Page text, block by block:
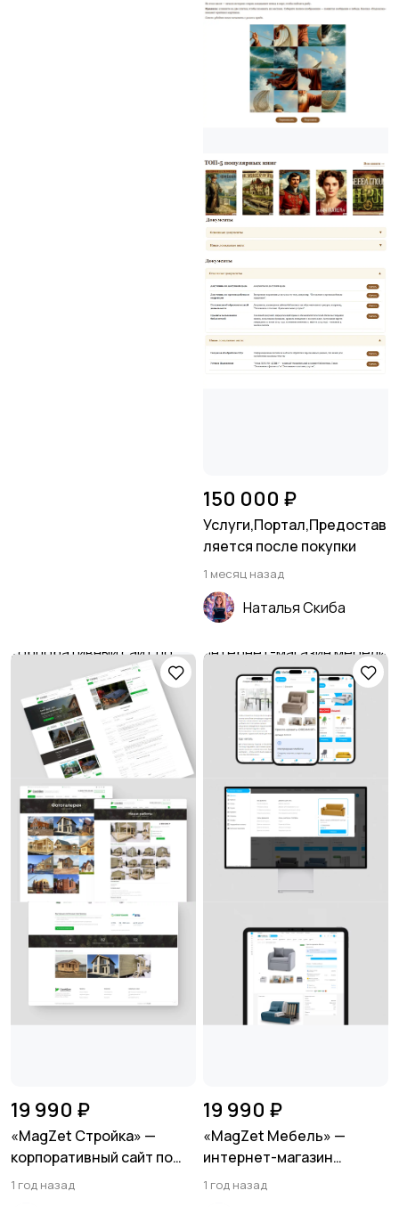
150 000 ₽
Услуги,Портал,Предостав
ляется после покупки
1 месяц назад
Наталья Скиба
19 990 ₽
«MagZet Стройка» —
корпоративный сайт по
строительству домов
1 год назад
19 990 ₽
«MagZet Мебель» —
интернет-магазин
мебели и товаров для
1 год назад